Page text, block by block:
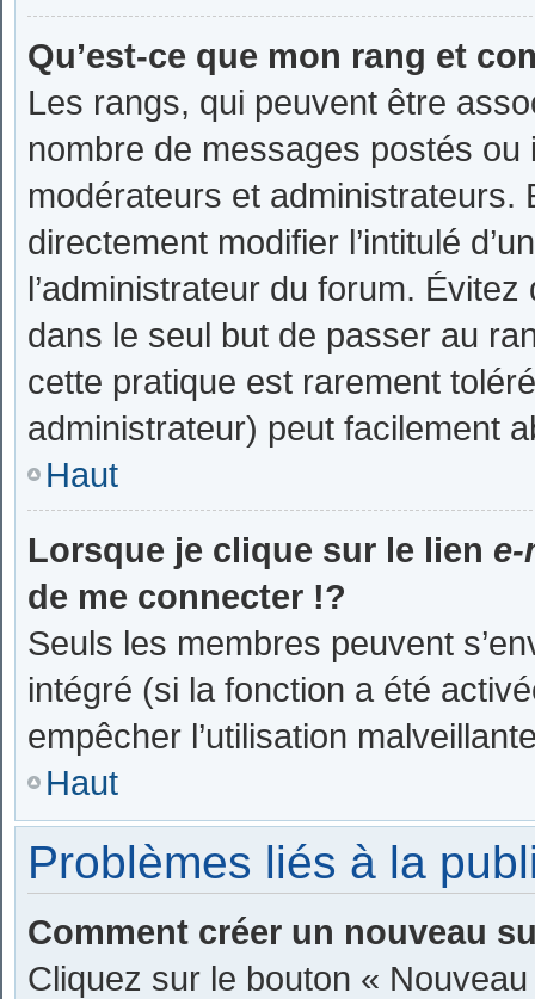
Qu’est-ce que mon rang et
Les rangs, qui peuvent être
nombre de messages postés
modérateurs et
directement modifier l’intitulé
l’administrateur du forum.
dans le seul but de passer au
cette pratique est rarement
administrateur) peut facilement
Haut
Lorsque je clique sur le lien e-
de me connecter !?
Seuls les membres peuvent
intégré (si la fonction a été
empêcher l’utilisation
Haut
Problèmes liés à la
Comment créer un nouveau
Cliquez sur le bouton «